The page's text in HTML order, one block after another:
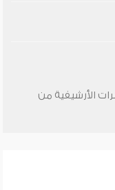
الأرشيفية من